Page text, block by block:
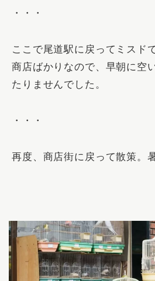
・・・
ここで尾道駅に戻ってミスド
商店ばかりなので、早朝に空
たりませんでした。
・・・
再度、商店街に戻って散策。